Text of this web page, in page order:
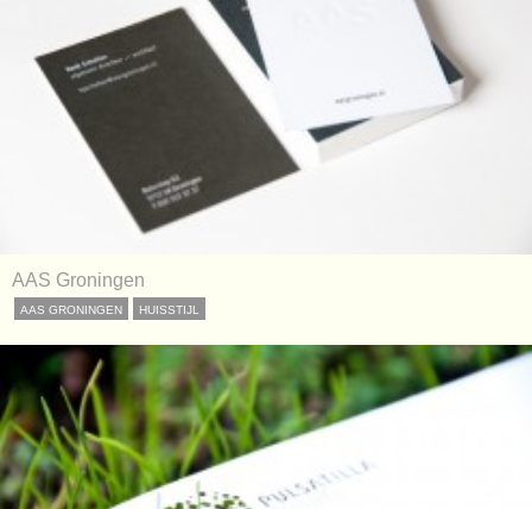
AAS Groningen
AAS GRONINGEN HUISSTIJL